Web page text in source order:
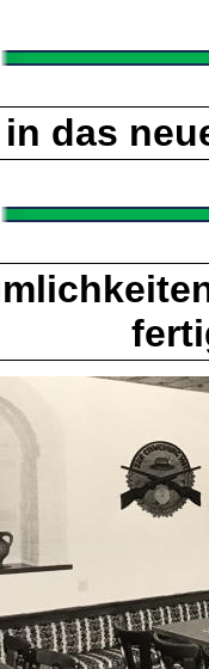
das